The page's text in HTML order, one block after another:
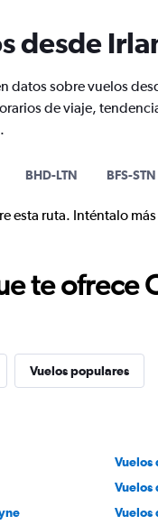
desde
datos sobre vuelos
de viaje,
BHD-LTN BFS-STN
esta ruta. Inténtalo
te ofrece
Vuelos populares
Vuelos
Vuelos
Vuelos